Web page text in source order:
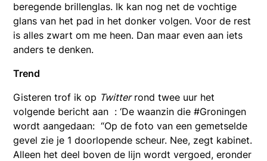
beregende brillenglas. Ik kan nog net de vochtige
glans van het pad in het donker volgen. Voor de rest
is alles zwart om me heen. Dan maar even aan iets
anders te denken.
Trend
Gisteren trof ik op Twitterrond twee uur het
volgende bericht aan : ‘De waanzin die #Groningen
wordt aangedaan: “Op de foto van een gemetselde
gevel zie je 1 doorlopende scheur. Nee, zegt kabinet.
Alleen het deel boven de lijn wordt vergoed, eronder